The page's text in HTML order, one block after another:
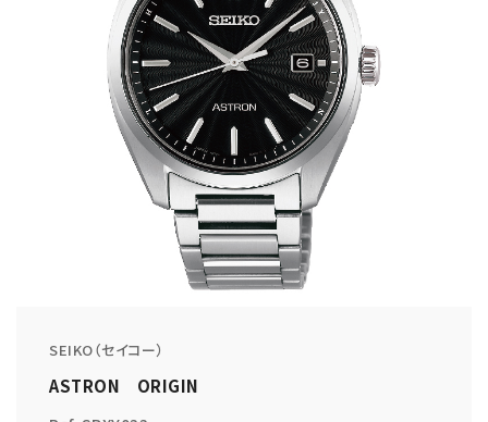
SEIKO（セイコー）
ASTRON ORIGIN